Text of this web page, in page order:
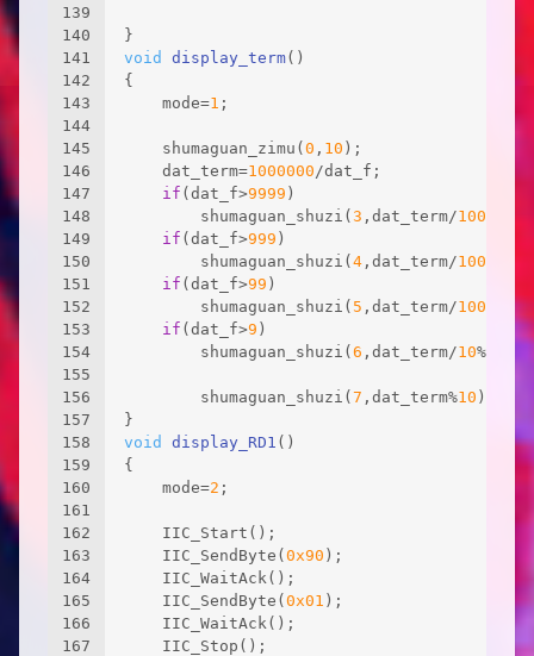
139
140
141
142
143
144
145
146
147
148
149
150
151
152
153
154
155
156
157
158
159
160
161
162
163
164
165
166
167
}
void
display_term()
{
	mode=
1 ;
	shumaguan_zimu(
0 , 10 );
	dat_term=
1000000/dat_f;
if (dat_f>9999 )
		shumaguan_shuzi(
3 ,dat_term/1000
if (dat_f>999 )
		shumaguan_shuzi(
4 ,dat_term/1000
if (dat_f>99 )
		shumaguan_shuzi(
5 ,dat_term/100
);
if (dat_f>9 )
		shumaguan_shuzi(
6 ,dat_term/10%
		shumaguan_shuzi(
7 ,dat_term%10 );
}
void
display_RD1 ()
{
	mode=
2 ;
	IIC_SendByte(
0x90
	IIC_SendByte(
0x01 );